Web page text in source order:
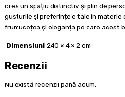
crea un spațiu distinctiv și plin de
gusturile și preferințele tale în materie
frumusețea și eleganța pe care acest
Dimensiuni 240 × 4 × 2 cm
Recenzii
Nu există recenzii până acum.